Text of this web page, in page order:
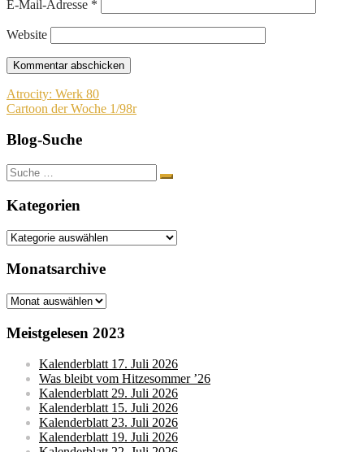
E-Mail-Adresse *
Website
Beitragsnavigation
Atrocity: Werk 80
Cartoon der Woche 1/98r
Blog-Suche
Suche
nach:
Kategorien
Kategorien
Monatsarchive
Monatsarchive
Meistgelesen 2023
Kalenderblatt 17. Juli 2026
Was bleibt vom Hitzesommer ’26
Kalenderblatt 29. Juli 2026
Kalenderblatt 15. Juli 2026
Kalenderblatt 23. Juli 2026
Kalenderblatt 19. Juli 2026